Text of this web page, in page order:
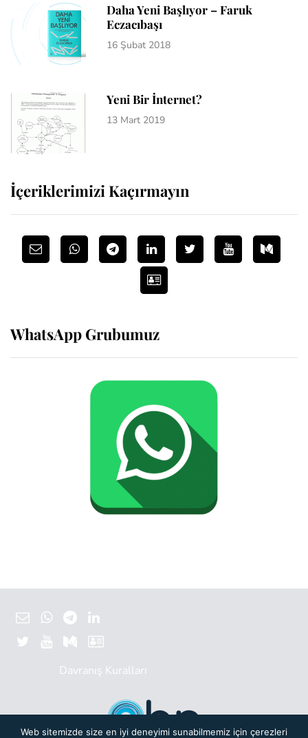
Daha Yeni Başlıyor – Faruk
Eczacıbaşı
16 Şubat 2018
Yeni Bir İnternet?
13 Mart 2019
İçeriklerimizi Kaçırmayın
WhatsApp Grubumuz
Davranış Kuralları
Web sitemizde size en iyi deneyimi sunabilmemiz için çerezleri